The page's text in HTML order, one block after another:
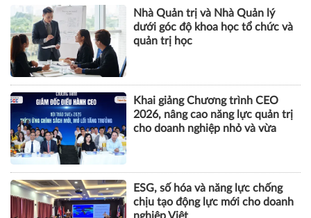
Khai giảng Chương trình CEO
2026, nâng cao năng lực quản trị
cho doanh nghiệp nhỏ và vừa
ESG, số hóa và năng lực chống
chịu tạo động lực mới cho doanh
nghiệp Việt
BẤT ĐỘNG SẢN